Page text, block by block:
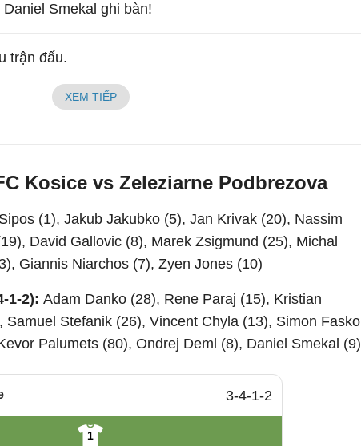
Daniel Smekal ghi bàn!
trận đấu.
XEM TIẾP
Kosice vs Zeleziarne Podbrezova
(1), Jakub Jakubko (5), Jan Krivak (20), Nassim
David Gallovic (8), Marek Zsigmund (25), Michal
Giannis Niarchos (7), Zyen Jones (10)
1-2): Adam Danko (28), Rene Paraj (15), Kristian
Samuel Stefanik (26), Vincent Chyla (13), Simon Fasko
Palumets (80), Ondrej Deml (8), Daniel Smekal (9)
3-4-1-2
1